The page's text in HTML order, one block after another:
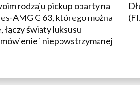
rodzaju pickup oparty na
AMG G 63, którego można
łączy światy luksusu
i niepowstrzymanej